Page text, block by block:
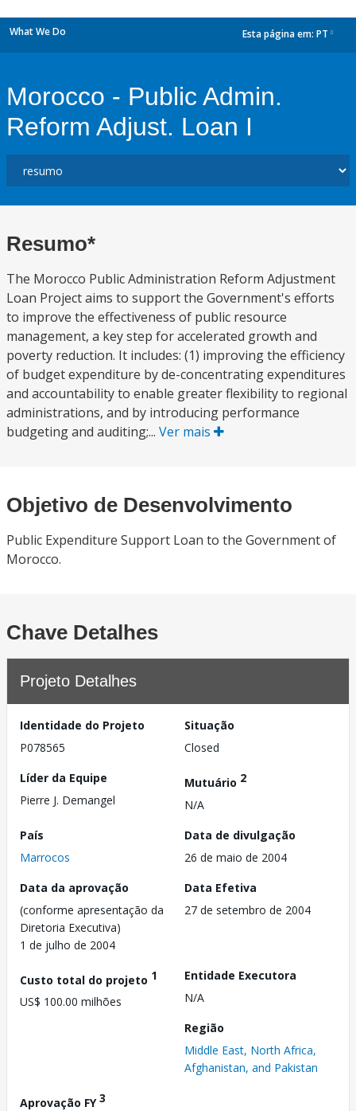
What We Do Esta página em: PT
Morocco - Public Admin.
Reform Adjust. Loan I
Resumo*
The Morocco Public Administration Reform Adjustment
Loan Project aims to support the Government's efforts
to improve the effectiveness of public resource
management, a key step for accelerated growth and
poverty reduction. It includes: (1) improving the efficiency
of budget expenditure by de-concentrating expenditures
and accountability to enable greater flexibility to regional
administrations, and by introducing performance
budgeting and auditing;... Ver mais
Objetivo de Desenvolvimento
Public Expenditure Support Loan to the Government of
Morocco.
Chave Detalhes
Projeto Detalhes
Identidade do Projeto
P078565
Situação
Closed
Líder da Equipe
Pierre J. Demangel
Mutuário 2
N/A
País
Marrocos
Data de divulgação
26 de maio de 2004
Data da aprovação
(conforme apresentação da
Diretoria Executiva)
1 de julho de 2004
Data Efetiva
27 de setembro de 2004
Custo total do projeto 1
US$ 100.00 milhões
Entidade Executora
N/A
Região
Middle East, North Africa,
Afghanistan, and Pakistan
Aprovação FY3